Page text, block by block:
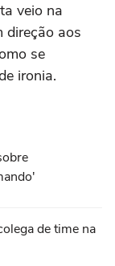
veio na
direção aos
se
ironia.
de time na